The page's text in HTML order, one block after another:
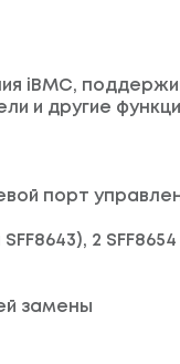
iBMC,
и другие
порт
2 SFF8654
замены